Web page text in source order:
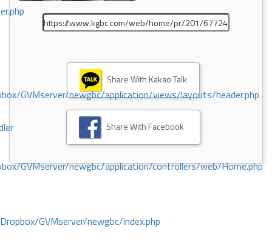
GVMserver/newgbc/application/views/layouts/header.php
GVMserver/newgbc/application/controllers/web/Home.php
GVMserver/newgbc/index.php
Share With Kakao Talk
Share With Facebook